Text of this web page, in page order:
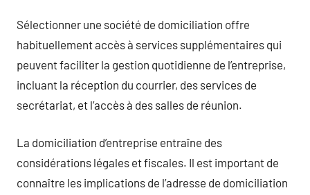
Sélectionner une société de domiciliation offre
habituellement accès à services supplémentaires qui
peuvent faciliter la gestion quotidienne de l’entreprise,
incluant la réception du courrier, des services de
secrétariat, et l’accès à des salles de réunion.
La domiciliation d’entreprise entraîne des
considérations légales et fiscales. Il est important de
connaître les implications de l’adresse de domiciliation